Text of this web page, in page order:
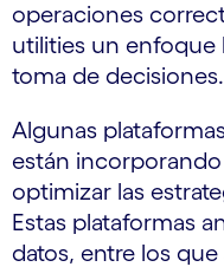
operaciones
utilities un enfoque
toma de decisiones.
Algunas
están
optimizar las
Estas plataformas
datos, entre los